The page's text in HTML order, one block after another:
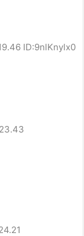
ID:9nlKnylx0